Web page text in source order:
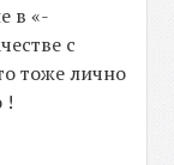
в «-
с
тоже лично
!